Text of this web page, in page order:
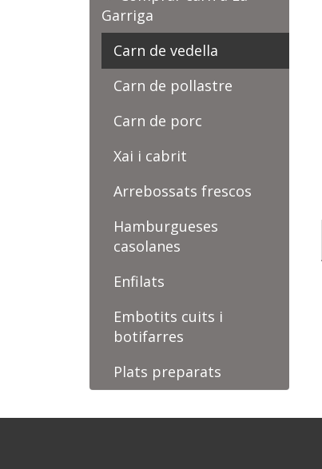
Garriga
Carn de vedella
Carn de pollastre
Carn de porc
Xai i cabrit
Arrebossats frescos
Hamburgueses
casolanes
Enfilats
Embotits cuits i
botifarres
Plats preparats